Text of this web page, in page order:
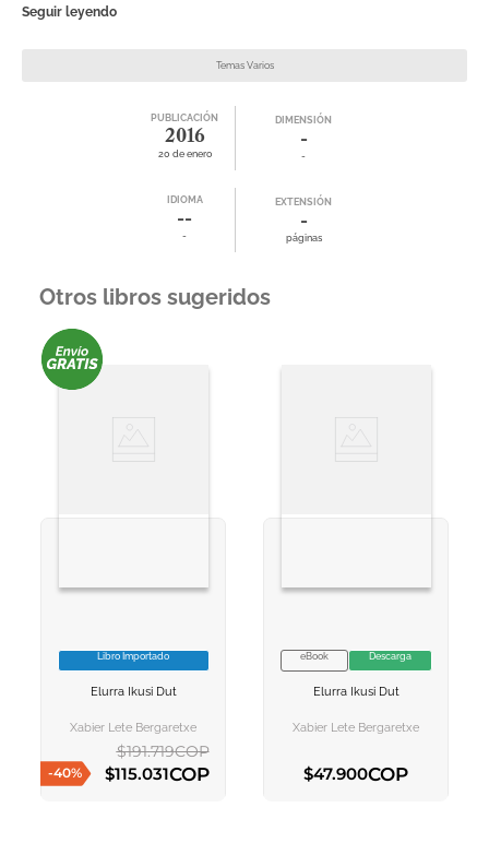
Seguir leyendo
Temas Varios
PUBLICACIÓN
2016
20 de enero
DIMENSIÓN
-
-
IDIOMA
--
-
EXTENSIÓN
-
páginas
Otros libros sugeridos
VER INFORMACION
Libro Importado
Elurra Ikusi Dut
Xabier Lete Bergaretxe
-40%
$191.719COP
$115.031COP
VER INFORMACION
eBook Descarga
Elurra Ikusi Dut
Xabier Lete Bergaretxe
$47.900COP